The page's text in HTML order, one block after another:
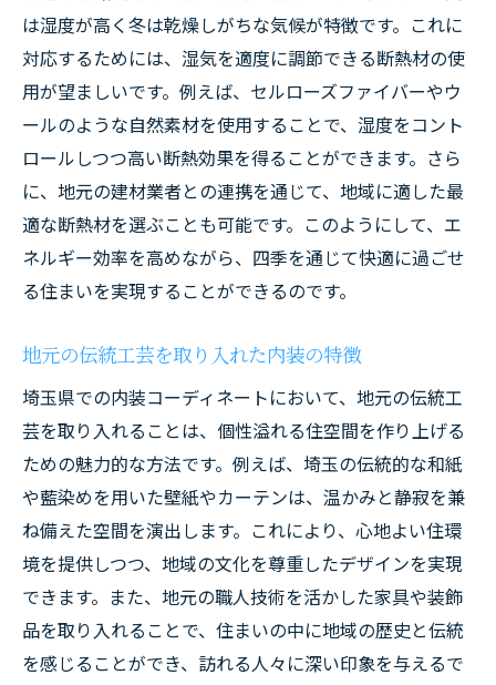
家族が集う温かいリビング空間の作り方
断熱材選びが決め手埼玉県の気候に合った内装
コーディネート
冬の寒さを防ぐ効果的な断熱材の選び方
夏の暑さを和らげる遮熱対策のポイント
埼玉県の気候に適した素材の特性
断熱性能を高める最新の技術と素材
快適さを持続させるための保温対策
地域性を活かした内装デザインがもたらす埼玉
県の住み心地
地域の風情を感じる内装の工夫
埼玉県の文化を反映したインテリアデザイ
ン
地域特有の素材で作る心地良い空間
住みやすさを追求したデザインの考え方
地域に根ざした生活スタイルの提案
地域と共に暮らす快適な住まい作り
は湿度が高く冬は乾燥しがちな気候が特徴です。これに
対応するためには、湿気を適度に調節できる断熱材の使
用が望ましいです。例えば、セルローズファイバーやウ
ールのような自然素材を使用することで、湿度をコント
ロールしつつ高い断熱効果を得ることができます。さら
に、地元の建材業者との連携を通じて、地域に適した最
適な断熱材を選ぶことも可能です。このようにして、エ
ネルギー効率を高めながら、四季を通じて快適に過ごせ
る住まいを実現することができるのです。
地元の伝統工芸を取り入れた内装の特徴
埼玉県での内装コーディネートにおいて、地元の伝統工
芸を取り入れることは、個性溢れる住空間を作り上げる
ための魅力的な方法です。例えば、埼玉の伝統的な和紙
や藍染めを用いた壁紙やカーテンは、温かみと静寂を兼
ね備えた空間を演出します。これにより、心地よい住環
境を提供しつつ、地域の文化を尊重したデザインを実現
できます。また、地元の職人技術を活かした家具や装飾
品を取り入れることで、住まいの中に地域の歴史と伝統
を感じることができ、訪れる人々に深い印象を与えるで